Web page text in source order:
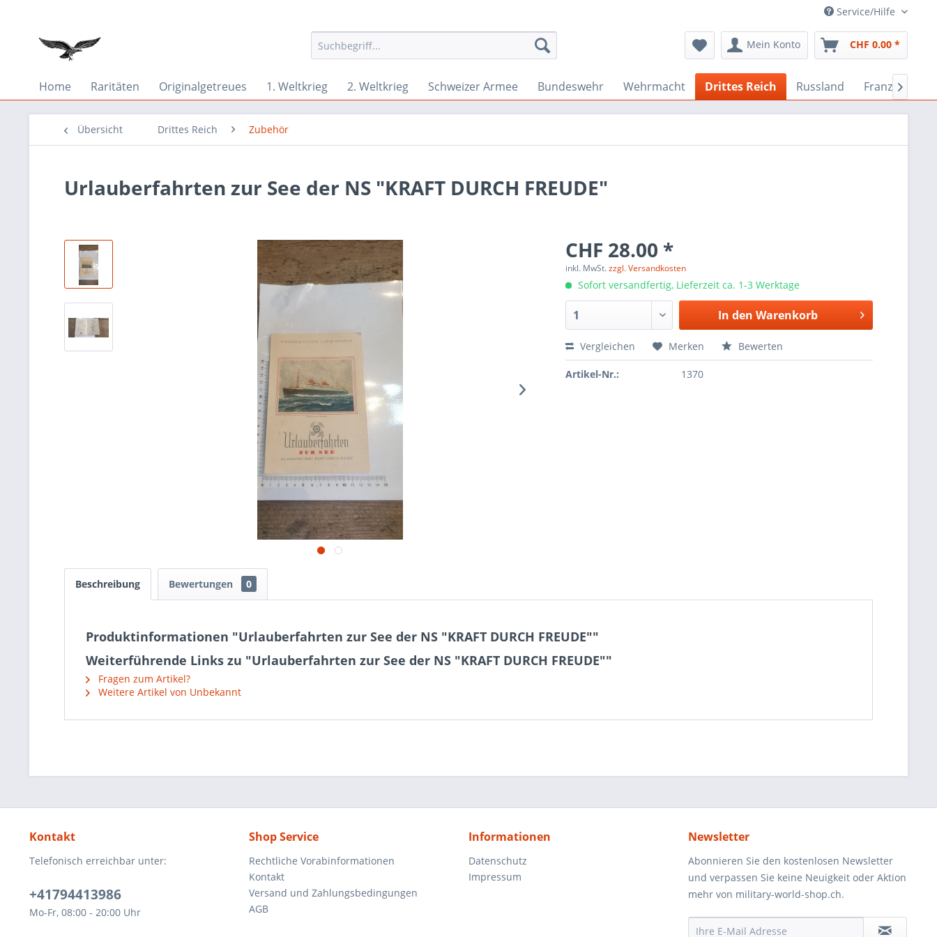
Service/Hilfe
Mein Konto CHF 0.00 *
Home Raritäten Originalgetreues 1. Weltkrieg 2. Weltkrieg Schweizer Armee Bundeswehr Wehrmacht Drittes Reich Russland Französisch

Übersicht Drittes Reich Zubehör
Urlauberfahrten zur See der NS "KRAFT DURCH FREUDE"
CHF 28.00 *
inkl. MwSt.zzgl. Versandkosten
Sofort versandfertig, Lieferzeit ca. 1-3 Werktage
In den Warenkorb
Vergleichen Merken Bewerten
Artikel-Nr.: 1370
Beschreibung Bewertungen 0
Produktinformationen "Urlauberfahrten zur See der NS "KRAFT DURCH FREUDE""
Weiterführende Links zu "Urlauberfahrten zur See der NS "KRAFT DURCH FREUDE""
Fragen zum Artikel?
Weitere Artikel von Unbekannt
Kontakt
Telefonisch erreichbar unter:
+41794413986
Mo-Fr, 08:00 - 20:00 Uhr
Shop Service
Rechtliche Vorabinformationen
Kontakt
Versand und Zahlungsbedingungen
AGB
Informationen
Datenschutz
Impressum
Newsletter
Abonnieren Sie den kostenlosen Newsletter
und verpassen Sie keine Neuigkeit oder Aktion
mehr von military-world-shop.ch.